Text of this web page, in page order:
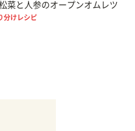
菜と人参のオープンオムレツ
分けレシピ